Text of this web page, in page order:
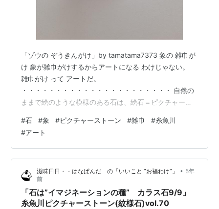
「ゾウの ぞうきんがけ」by tamatama7373 象の 雑巾が
け 象が雑巾がけするからアートになる わけじゃない。
雑巾がけ って アートだ。
・・・・・・・・・・・・・・・・・・・・・・ 自然の
ままで絵のような模様のある石は、絵石＝ピクチャース
ャーストーンの”石はそのまま”に、 そこから広がるイマ
ジネーション（想像）の世界を、 ”石の外”に表現（創
造）して、 両者を併せた「ピクチャーストーンアート」
を制作しています。 写真のように、 石を、「石から広が
る”想像の先”を描いた紙」の上に置いて、 「石を作った
地球」と「描いた私…
#石 #象 #ピクチャーストーン #雑巾 #糸魚川
#アート
滋味日日・・はなぱんだ の「いいこと ”お福わけ”」 • 5年
前
「石は”イマジネーションの種” カラス石9/9」
糸魚川ピクチャーストーン(紋様石)vol.70